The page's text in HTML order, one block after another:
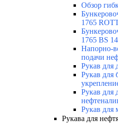
Обзор
1765
1765 BS
Напорно-
подачи
Рукав для
Рукав для
Рукав
Рукав для
Рукава для